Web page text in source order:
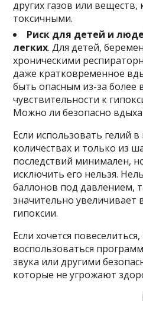
других газов или
токсичными.
Риск для детей и
легких. Для детей,
хроническими
даже кратковременное
быть опасным из-за более
чувствительности к
Можно ли безопасно
Если использовать гелий
количествах и только из
последствий минимален,
исключить его нельзя.
баллонов под давлением,
значительно увеличивает
гипоксии.
Если хочется
воспользоваться
звука или другими
которые не угрожают